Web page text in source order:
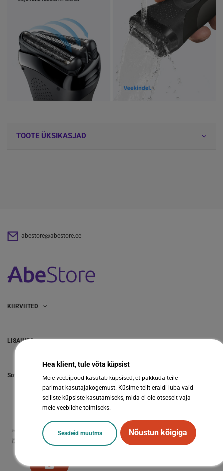
TOOTE ÜKSIKASJAD
abestore@abestore.ee
KIIRVIITED
LISAINFO
Hea klient, tule võta küpsist
Meie veebipood kasutab küpsised, et pakkuda teile
parimat kasutajakogemust. Küsime teilt eraldi luba vaid
selliste küpsiste kasutamiseks, mida ei ole otseselt vaja
meie veebilehe toimiseks.
Seadeid muutma Nõustun kõigiga
Sotsiaalmeedia